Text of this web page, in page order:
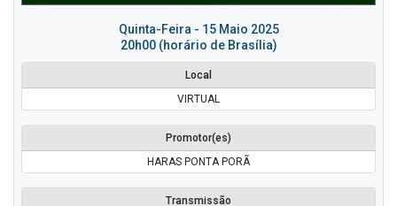
Quinta-Feira - 15 Maio 2025
20h00 (horário de Brasília)
Local
VIRTUAL
Promotor(es)
HARAS PONTA PORÃ
Transmissão